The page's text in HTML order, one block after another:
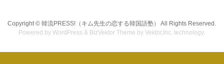
Copyright ©韓流PRESS!（キム先生の恋する韓国語塾）
All Rights Reserved.
Powered byWordPress & BizVektor Theme by Vektor,Inc. technology.